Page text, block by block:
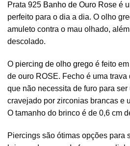
Prata 925 Banho de Ouro Rose é
perfeito para o dia a dia. O olho
amuleto contra o mau olhado,
descolado.
O piercing de olho grego é feito
de ouro ROSE. Fecho é uma
que não necessita de furo para
cravejado por zirconias brancas e
O tamanho do brinco é de 0,6 cm
Piercings são ótimas opções para